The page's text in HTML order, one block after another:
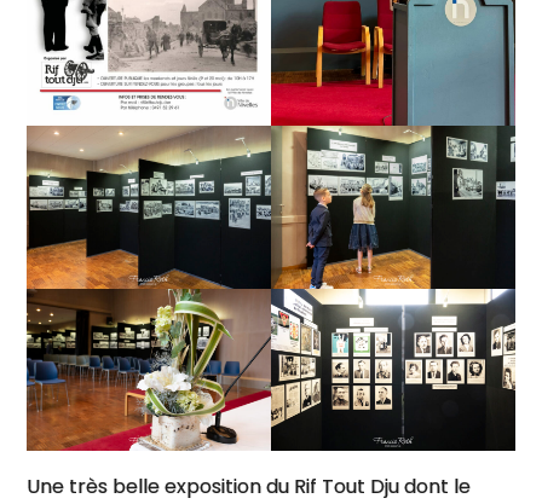
Une très belle exposition du Rif Tout Dju dont le